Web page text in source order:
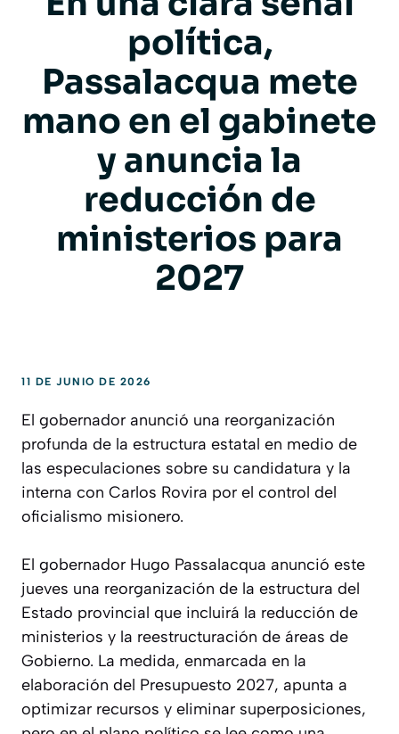
política,
Passalacqua mete
mano en el gabinete
y anuncia la
reducción de
ministerios para
2027
11 DE JUNIO DE 2026
El gobernador anunció una reorganización
profunda de la estructura estatal en medio de
las especulaciones sobre su candidatura y la
interna con Carlos Rovira por el control del
oficialismo misionero.
El gobernador Hugo Passalacqua anunció este
jueves una reorganización de la estructura del
Estado provincial que incluirá la reducción de
ministerios y la reestructuración de áreas de
Gobierno. La medida, enmarcada en la
elaboración del Presupuesto 2027, apunta a
optimizar recursos y eliminar superposiciones,